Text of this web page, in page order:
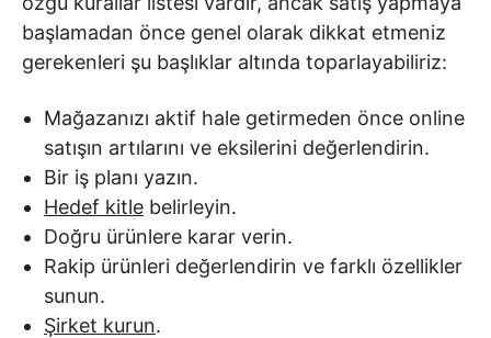
başlamadan önce genel olarak dikkat etmeniz
gerekenleri şu başlıklar altında toparlayabiliriz:
Mağazanızı aktif hale getirmeden önce online
satışın artılarını ve eksilerini değerlendirin.
Bir iş planı yazın.
Hedef kitle belirleyin.
Doğru ürünlere karar verin.
Rakip ürünleri değerlendirin ve farklı özellikler
sunun.
Şirket kurun.